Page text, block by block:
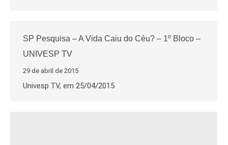
SP Pesquisa – A Vida Caiu do Céu? – 1º Bloco –
UNIVESP TV
29 de abril de 2015
Univesp TV, em 25/04/2015